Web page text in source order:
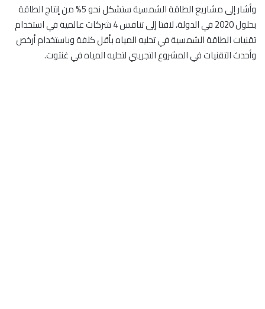
وأشار إلى مشاريع الطاقة الشمسية ستشكل نحو 5% من إنتاج الطاقة
بحلول 2020 في الدولة، لافتا إلى تنافس 4 شركات عالمية في استخدام
تقنيات الطاقة الشمسية في تحليه المياه بأقل كلفة وباستخدام أرخص
وأحدث التقنيات في المشروع التجريبي لتحليه المياه في غنتوت.